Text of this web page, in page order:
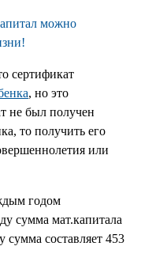
можно
сертификат
, но это
не был получен
то получить его
или
годом
сумма мат.капитала
сумма составляет 453